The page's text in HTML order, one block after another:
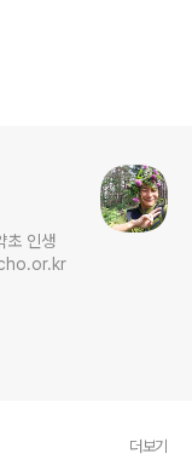
초 인생
더보기